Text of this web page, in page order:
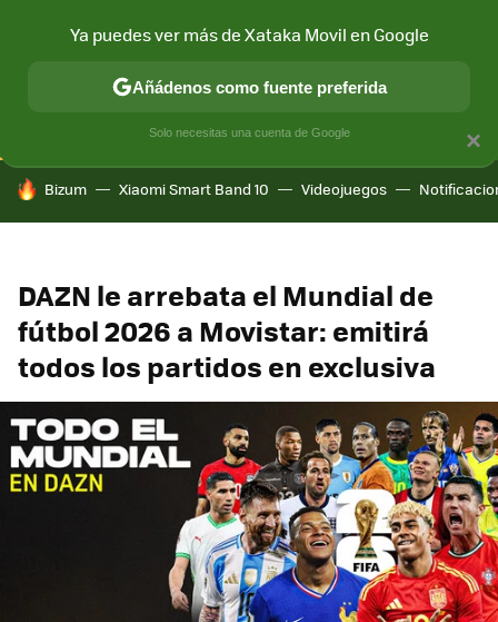
CONECTIVIDAD MÓVIL Y SOCIEDAD APLICACIONES
HOY SE HABLA DE
Bizum Xiaomi Smart Band 10 Videojuegos
DAZN le arrebata el Mundial de
fútbol 2026 a Movistar: emitirá
todos los partidos en exclusiva
×
Ya puedes ver más de Xataka Movil en Google
Añádenos como fuente preferida
Solo necesitas una cuenta de Google